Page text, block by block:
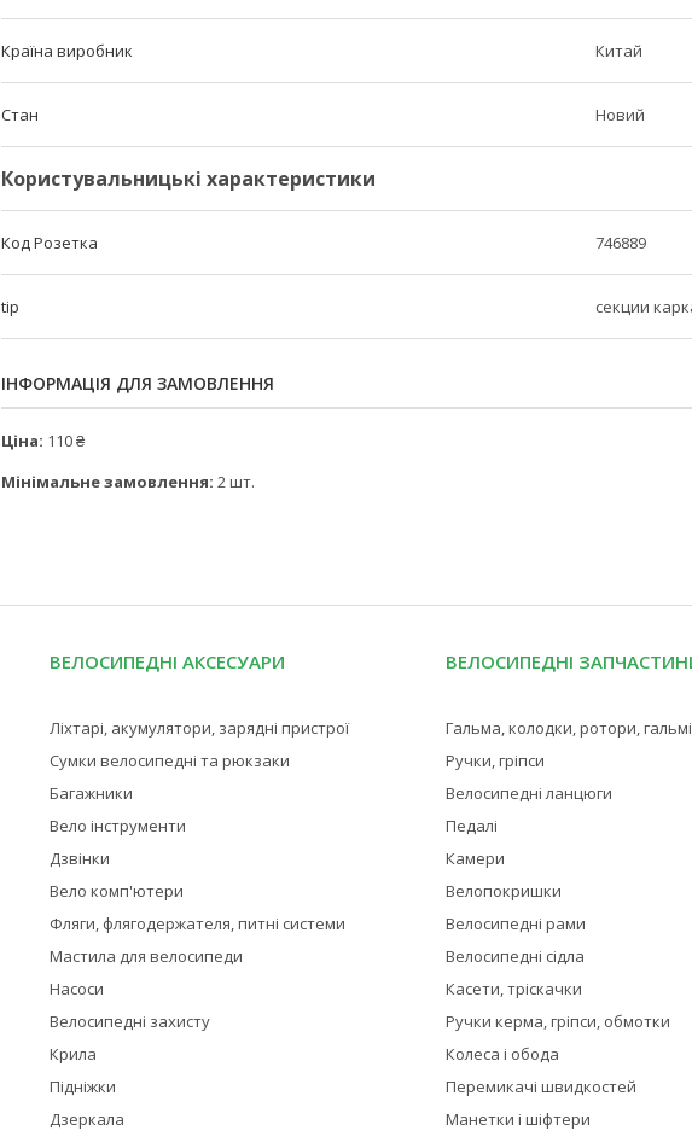
Країна виробник Китай
Стан Новий
Користувальницькі характеристики
Код Розетка 746889
tip секции
ІНФОРМАЦІЯ ДЛЯ ЗАМОВЛЕННЯ
Ціна: 110 ₴
Мінімальне замовлення: 2 шт.
ВЕЛОСИПЕДНІ АКСЕСУАРИ
Ліхтарі, акумулятори, зарядні пристрої
Сумки велосипедні та рюкзаки
Багажники
Вело інструменти
Дзвінки
Вело комп'ютери
Фляги, флягодержателя, питні системи
Мастила для велосипеди
Насоси
Велосипедні захисту
Крила
Підніжки
Дзеркала
ВЕЛОСИПЕДНІ
Гальма, колодки, ротори,
Ручки, гріпси
Велосипедні ланцюги
Педалі
Камери
Велопокришки
Велосипедні рами
Велосипедні сідла
Касети, тріскачки
Ручки керма, гріпси, обмотки
Колеса і обода
Перемикачі швидкостей
Манетки і шіфтери